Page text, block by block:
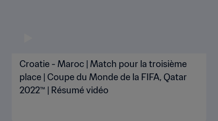
Croatie - Maroc | Match pour la troisième
place | Coupe du Monde de la FIFA, Qatar
2022™ | Résumé vidéo